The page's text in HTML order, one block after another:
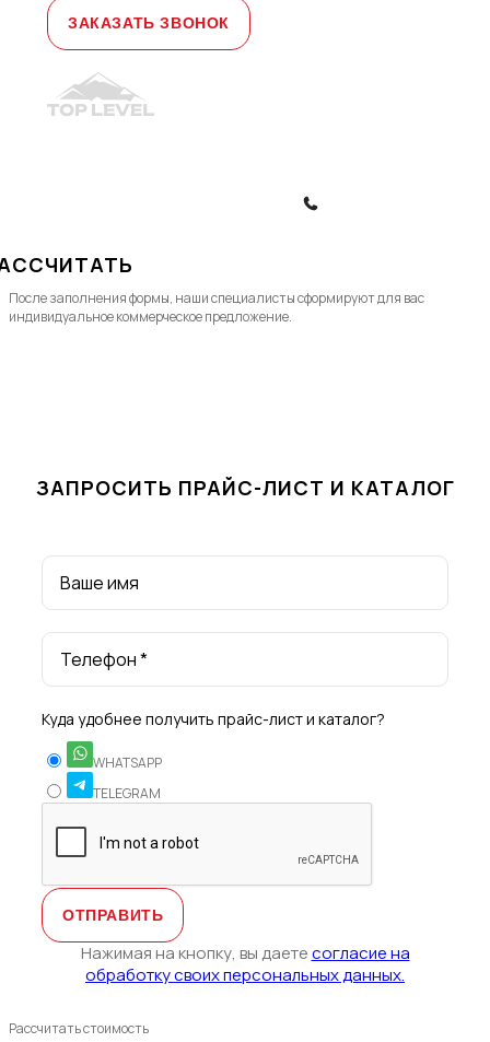
ЗАКАЗАТЬ ЗВОНОК
После заполнения формы, наши специалисты cформируют для вас
индивидуальное коммерческое предложение.
ЗАПРОСИТЬ ПРАЙС-ЛИСТ И КАТАЛОГ
Ваше имя
Телефон *
Куда удобнее получить прайс-лист и каталог?
WHATSAPP
TELEGRAM
Нажимая на кнопку, вы даетесогласие на
обработку своих персональных данных.
Рассчитать стоимость